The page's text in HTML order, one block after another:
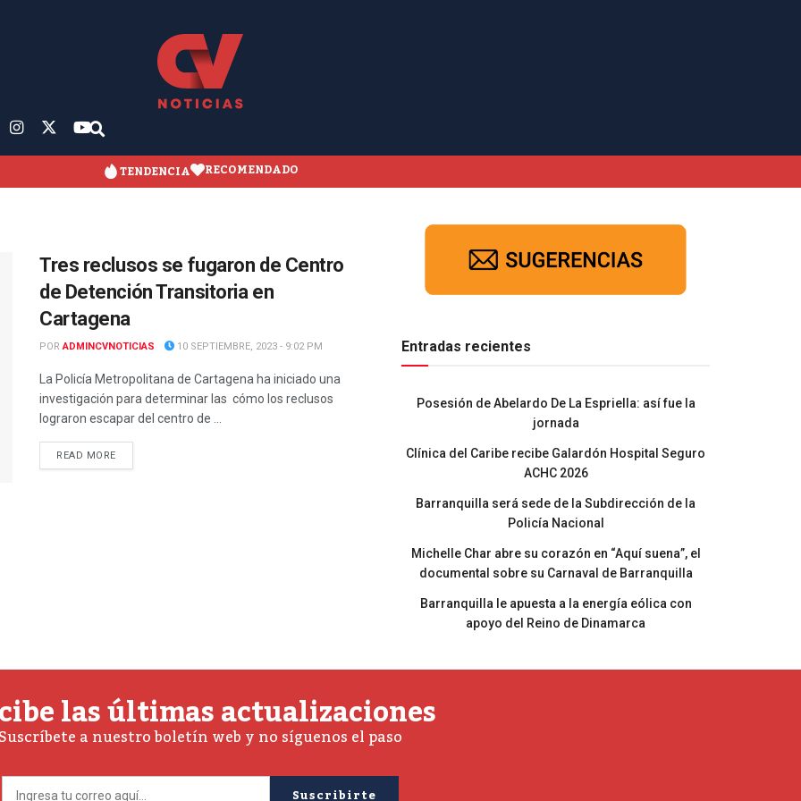
TENDENCIA RECOMENDADO
Tres reclusos se fugaron de Centro
de Detención Transitoria en
Cartagena
POR ADMINCVNOTICIAS 10 SEPTIEMBRE, 2023 - 9:02 PM
La Policía Metropolitana de Cartagena ha iniciado una
investigación para determinar las cómo los reclusos
lograron escapar del centro de ...
READ MORE
Entradas recientes
Posesión de Abelardo De La Espriella: así fue la
jornada
Clínica del Caribe recibe Galardón Hospital Seguro
ACHC 2026
Barranquilla será sede de la Subdirección de la
Policía Nacional
Michelle Char abre su corazón en “Aquí suena”, el
documental sobre su Carnaval de Barranquilla
Barranquilla le apuesta a la energía eólica con
apoyo del Reino de Dinamarca
las últimas actualizaciones
a nuestro boletín web y no síguenos el paso